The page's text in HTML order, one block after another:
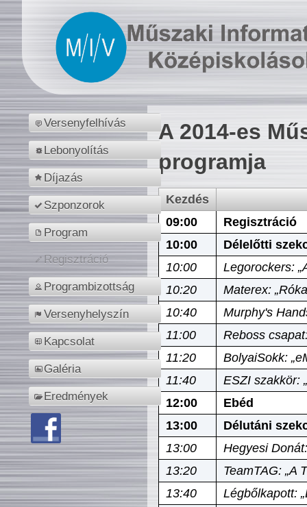
Versenyfelhívás
Lebonyolítás
Díjazás
Szponzorok
Program
Regisztráció
Programbizottság
Versenyhelyszín
Kapcsolat
Galéria
Eredmények
A 2014-es
programja
Kezdés
09:00
Regisztráció
10:00
Délelőtti
10:00
Legorockers:
10:20
Materex:
10:40
Murphy's
11:00
Reboss
11:20
BolyaiSokk:
11:40
ESZI szakkör:
12:00
Ebéd
13:00
Délutáni
13:00
Hegyesi
13:20
TeamTAG: „A
13:40
Légbőlkapott: